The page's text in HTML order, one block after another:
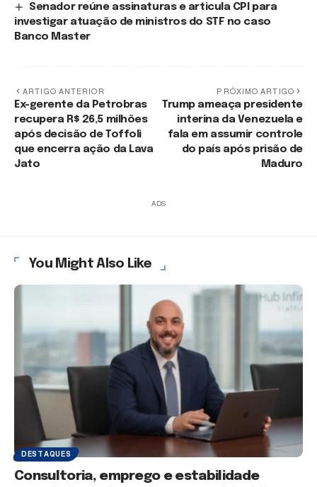
Senador reúne assinaturas e articula CPI para
investigar atuação de ministros do STF no caso
Banco Master
ARTIGO ANTERIOR
Ex-gerente da Petrobras
recupera R$ 26,5 milhões
após decisão de Toffoli
que encerra ação da Lava
Jato
PRÓXIMO ARTIGO
Trump ameaça presidente
interina da Venezuela e
fala em assumir controle
do país após prisão de
Maduro
ADS
You Might Also Like
DESTAQUES
Consultoria, emprego e estabilidade